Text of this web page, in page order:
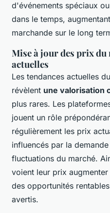
d'événements spéciaux
dans le temps,
marchande sur le long
Mise à jour des prix du
actuelles
Les tendances actuelles
révèlent une valorisation
plus rares. Les
jouent un rôle
régulièrement les prix
influencés par la
fluctuations du marché.
voient leur prix
des opportunités
avertis.